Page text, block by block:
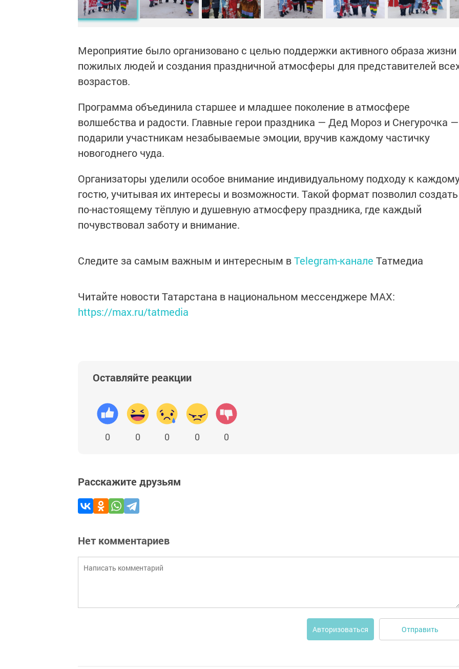
Мероприятие было организовано с целью поддержки активного образа жизни
пожилых людей и создания праздничной атмосферы для представителей
возрастов.
Программа объединила старшее и младшее поколение в атмосфере
волшебства и радости. Главные герои праздника — Дед Мороз и Снегурочка —
подарили участникам незабываемые эмоции, вручив каждому частичку
новогоднего чуда.
Организаторы уделили особое внимание индивидуальному подходу к
гостю, учитывая их интересы и возможности. Такой формат позволил создать
по-настоящему тёплую и душевную атмосферу праздника, где каждый
почувствовал заботу и внимание.
Следите за самым важным и интересным вTelegram-канале Татмедиа
Читайте новости Татарстана в национальном мессенджере MАХ:
https://max.ru/tatmedia
Оставляйте реакции
0 0 0 0 0
Расскажите друзьям
Нет комментариев
Авторизоваться Отправить